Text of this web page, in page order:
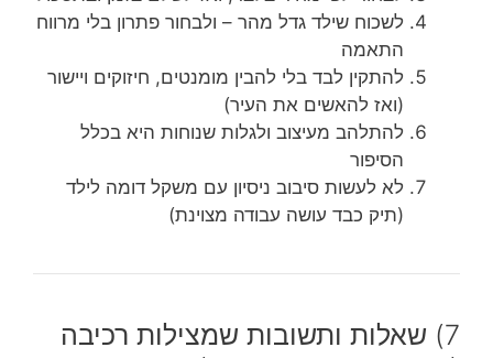
לשכוח שילד גדל מהר – ולבחור פתרון בלי מרווח
התאמה
להתקין לבד בלי להבין מומנטים, חיזוקים ויישור
(ואז להאשים את העיר)
להתלהב מעיצוב ולגלות שנוחות היא בכלל
הסיפור
לא לעשות סיבוב ניסיון עם משקל דומה לילד
(תיק כבד עושה עבודה מצוינת)
7) שאלות ותשובות שמצילות רכיבה